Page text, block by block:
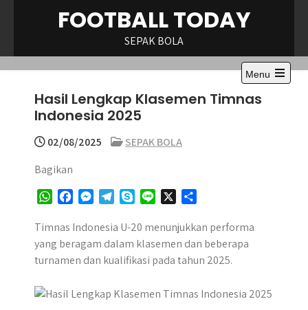
FOOTBALL TODAY
SEPAK BOLA
Menu
Hasil Lengkap Klasemen Timnas
Indonesia 2025
02/08/2025
SEPAK BOLA
Bagikan
W
a
t
s
p
c
e
b
k
s
s
e
g
e
l
e
g
a
m
y
p
e
n
e
a
r
e
Timnas Indonesia U-20 menunjukkan performa
yang beragam dalam klasemen dan beberapa
turnamen dan kualifikasi pada tahun 2025.